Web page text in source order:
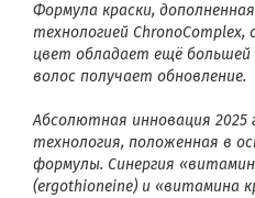
Формула краски,
технологией
цвет обладает ещё
волос получает обновление.
Абсолютная инновация 2025
технология, положенная в
формулы. Синергия
(ergothioneine) и «витамина